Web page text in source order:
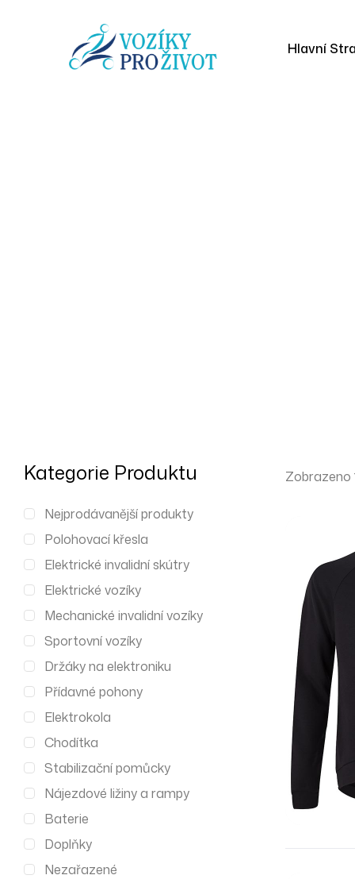
Hlavní
Zobrazeno
Kategorie Produktu
Nejprodávanější produkty
Polohovací křesla
Elektrické invalidní skútry
Elektrické vozíky
Mechanické invalidní vozíky
Sportovní vozíky
Držáky na elektroniku
Přídavné pohony
Elektrokola
Chodítka
Stabilizační pomůcky
Nájezdové ližiny a rampy
Baterie
Doplňky
Nezařazené